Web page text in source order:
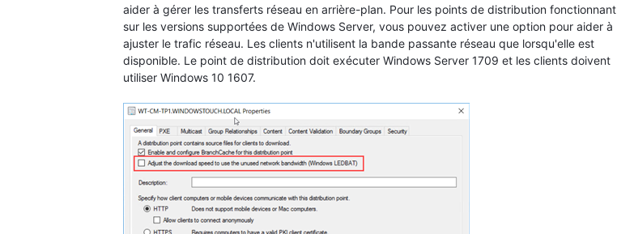
aider à gérer les transferts réseau en arrière-plan. Pour les points de distribution fonctionnant
sur les versions supportées de Windows Server, vous pouvez activer une option pour aider à
ajuster le trafic réseau. Les clients n'utilisent la bande passante réseau que lorsqu'elle est
disponible. Le point de distribution doit exécuter Windows Server 1709 et les clients doivent
utiliser Windows 10 1607.